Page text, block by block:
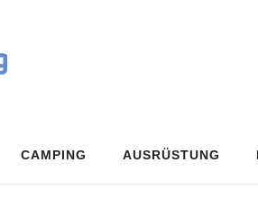
CAMPING AUSRÜSTUNG